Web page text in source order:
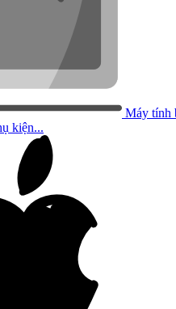
Máy tính
kiện...